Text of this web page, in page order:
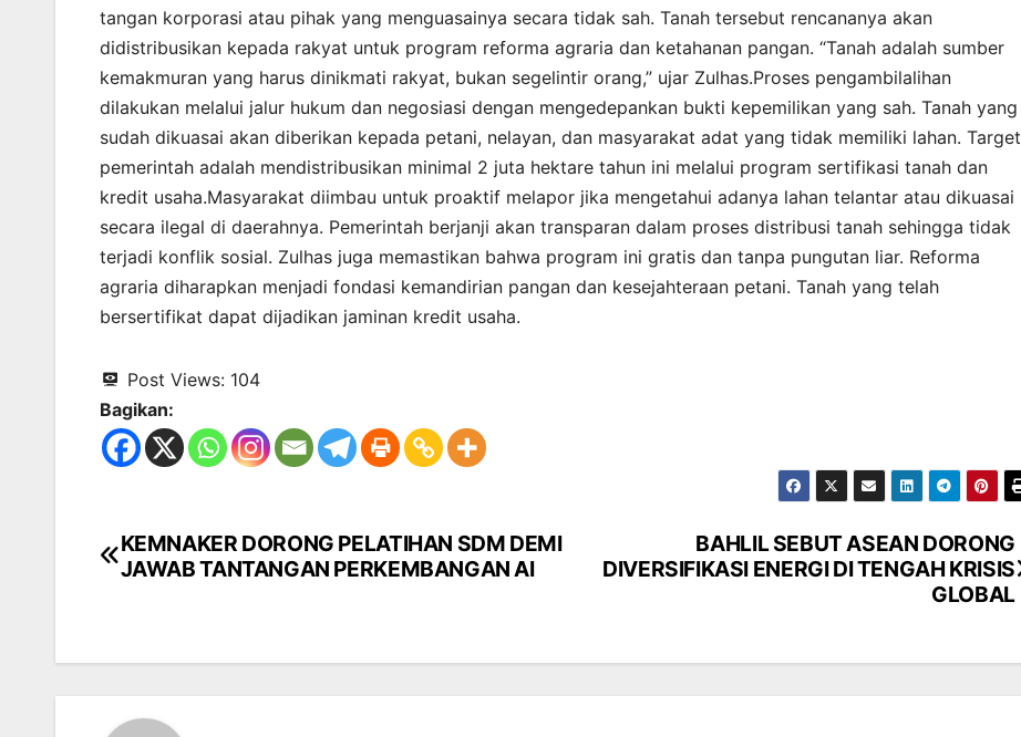
tangan korporasi atau pihak yang menguasainya secara tidak sah. Tanah tersebut rencananya akan
didistribusikan kepada rakyat untuk program reforma agraria dan ketahanan pangan. “Tanah adalah sumber
kemakmuran yang harus dinikmati rakyat, bukan segelintir orang,” ujar Zulhas.Proses pengambilalihan
dilakukan melalui jalur hukum dan negosiasi dengan mengedepankan bukti kepemilikan yang sah. Tanah yang
sudah dikuasai akan diberikan kepada petani, nelayan, dan masyarakat adat yang tidak memiliki lahan. Target
pemerintah adalah mendistribusikan minimal 2 juta hektare tahun ini melalui program sertifikasi tanah dan
kredit usaha.Masyarakat diimbau untuk proaktif melapor jika mengetahui adanya lahan telantar atau dikuasai
secara ilegal di daerahnya. Pemerintah berjanji akan transparan dalam proses distribusi tanah sehingga tidak
terjadi konflik sosial. Zulhas juga memastikan bahwa program ini gratis dan tanpa pungutan liar. Reforma
agraria diharapkan menjadi fondasi kemandirian pangan dan kesejahteraan petani. Tanah yang telah
bersertifikat dapat dijadikan jaminan kredit usaha.
Post Views: 104
Bagikan:
Navigasi
BAHLIL SEBUT ASEAN DORONG
DIVERSIFIKASI ENERGI DI TENGAH KRISIS
GLOBAL
KEMNAKER DORONG PELATIHAN SDM DEMI
JAWAB TANTANGAN PERKEMBANGAN AI